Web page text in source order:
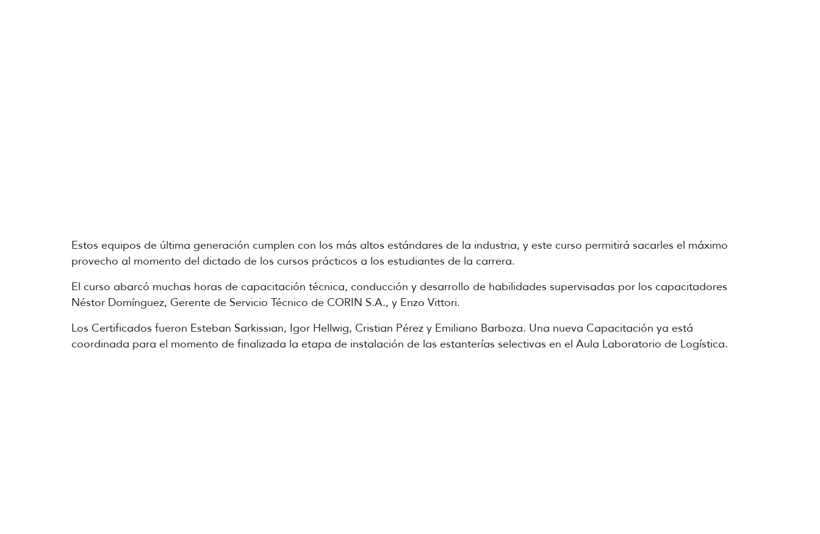
Estos equipos de última generación cumplen con los más altos estándares de la industria, y este curso permitirá sacarles el máximo
provecho al momento del dictado de los cursos prácticos a los estudiantes de la carrera.
El curso abarcó muchas horas de capacitación técnica, conducción y desarrollo de habilidades supervisadas por los capacitadores
Néstor Domínguez, Gerente de Servicio Técnico de CORIN S.A., y Enzo Vittori.
Los Certificados fueron Esteban Sarkissian, Igor Hellwig, Cristian Pérez y Emiliano Barboza. Una nueva Capacitación ya está
coordinada para el momento de finalizada la etapa de instalación de las estanterías selectivas en el Aula Laboratorio de Logística.